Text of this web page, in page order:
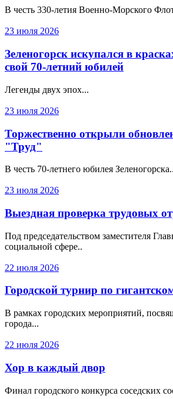
В честь 330‑летия Военно‑Морского
23 июля 2026
Зеленогорск искупался в
свой 70-летний юбилей
Легенды двух эпох...
23 июля 2026
Торжественно открыли
"Труд"
В честь 70-летнего юбилея
23 июля 2026
Выездная проверка трудовых
Под председательством заместителя
социальной сфере..
22 июля 2026
Городской турнир по
В рамках городских мероприятий,
города...
22 июля 2026
Хор в каждый двор
Финал городского конкурса соседских